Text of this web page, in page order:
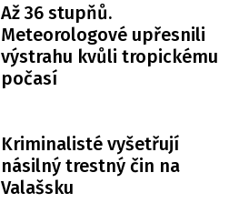
Až 36 stupňů.
Meteorologové upřesnili
výstrahu kvůli tropickému
počasí
Kriminalisté vyšetřují
násilný trestný čin na
Valašsku